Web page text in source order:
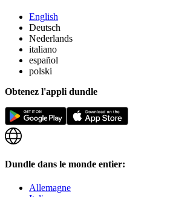
English
Deutsch
Nederlands
italiano
español
polski
Obtenez l'appli dundle
Dundle dans le monde entier:
Allemagne